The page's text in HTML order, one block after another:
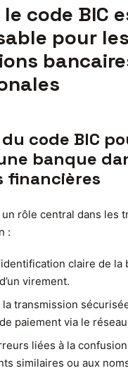
code BIC
pour les
code BIC
banque
financières
rôle central dans les
:
claire de la
virement.
la transmission
paiement via le réseau
liées à la
similaires ou aux